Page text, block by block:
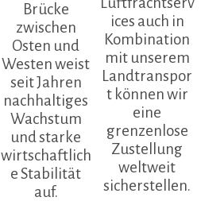
Brücke
zwischen
Osten und
Westen weist
seit Jahren
nachhaltiges
Wachstum
und starke
wirtschaftlich
e Stabilität
auf.
ices auch in
Kombination
mit unserem
Landtranspor
t können wir
eine
grenzenlose
Zustellung
weltweit
sicherstellen.